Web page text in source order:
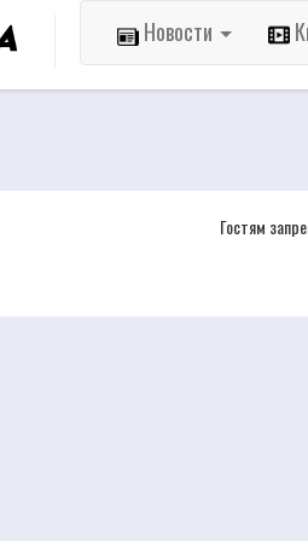
Новости
Гостям